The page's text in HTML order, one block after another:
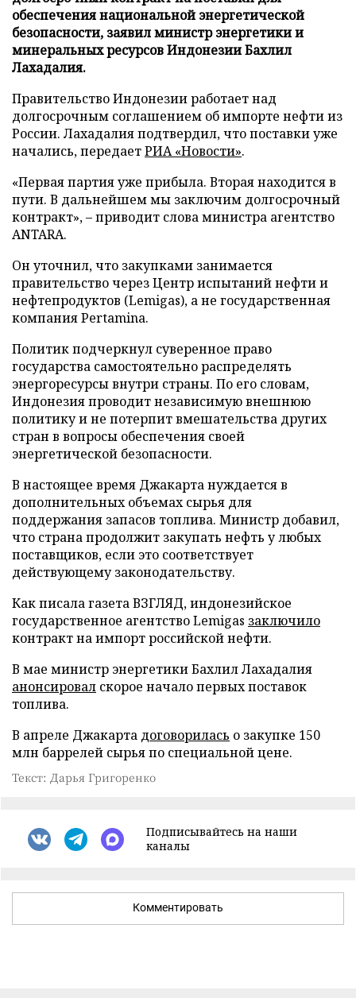
обеспечения национальной энергетической
безопасности, заявил министр энергетики и
минеральных ресурсов Индонезии Бахлил
Лахадалия.
Правительство Индонезии работает над
долгосрочным соглашением об импорте нефти из
России. Лахадалия подтвердил, что поставки уже
начались, передаетРИА «Новости».
«Первая партия уже прибыла. Вторая находится в
пути. В дальнейшем мы заключим долгосрочный
контракт», – приводит слова министра агентство
ANTARA.
Он уточнил, что закупками занимается
правительство через Центр испытаний нефти и
нефтепродуктов (Lemigas), а не государственная
компания Pertamina.
Политик подчеркнул суверенное право
государства самостоятельно распределять
энергоресурсы внутри страны. По его словам,
Индонезия проводит независимую внешнюю
политику и не потерпит вмешательства других
стран в вопросы обеспечения своей
энергетической безопасности.
В настоящее время Джакарта нуждается в
дополнительных объемах сырья для
поддержания запасов топлива. Министр добавил,
что страна продолжит закупать нефть у любых
поставщиков, если это соответствует
действующему законодательству.
Как писала газета ВЗГЛЯД, индонезийское
государственное агентство Lemigas заключило
контракт на импорт российской нефти.
В мае министр энергетики Бахлил Лахадалия
анонсировал скорое начало первых поставок
топлива.
В апреле Джакарта договорилась о закупке 150
млн баррелей сырья по специальной цене.
Текст: Дарья Григоренко
Подписывайтесь на наши
каналы
Комментировать